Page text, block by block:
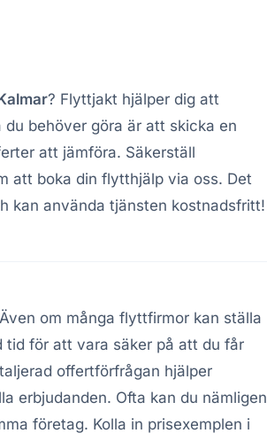
? Flyttjakt hjälper dig att
behöver göra är att skicka en
att jämföra. Säkerställ
att boka din flytthjälp via oss. Det
kan använda tjänsten kostnadsfritt!
om många flyttfirmor kan ställa
tid för att vara säker på att du får
offertförfrågan hjälper
erbjudanden. Ofta kan du nämligen
företag. Kolla in prisexemplen i